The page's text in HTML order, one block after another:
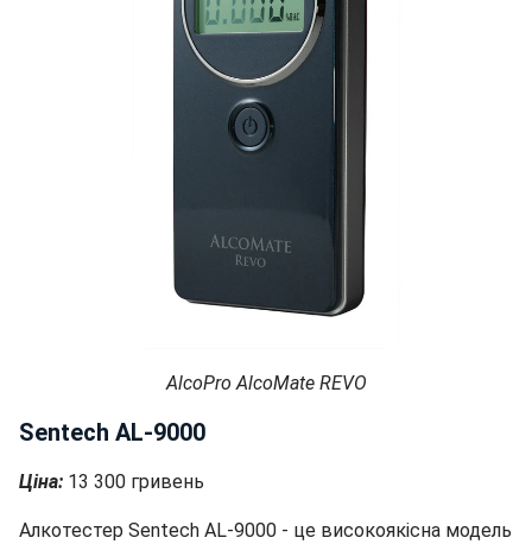
AlcoPro AlcoMate REVO
Sentech AL-9000
Ціна: 13 300 гривень
Алкотестер Sentech AL-9000 - це високоякісна модель